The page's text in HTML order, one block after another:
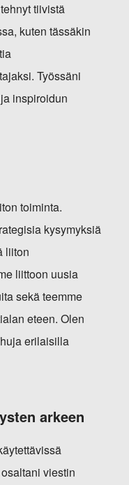
tiivistä
kuten tässäkin
Työssäni
inspiroidun
toiminta.
kysymyksiä
liiton
liittoon uusia
sekä teemme
eteen. Olen
erilaisilla
arkeen
viestin